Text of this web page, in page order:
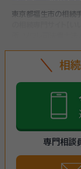
東京都福生市の相続
所、ソワレ司法書士
ために必要な手続き
相
専門相談